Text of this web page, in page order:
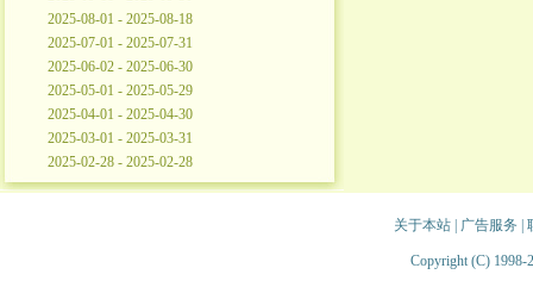
2025-08-01 - 2025-08-18
2025-07-01 - 2025-07-31
2025-06-02 - 2025-06-30
2025-05-01 - 2025-05-29
2025-04-01 - 2025-04-30
2025-03-01 - 2025-03-31
2025-02-28 - 2025-02-28
关于本站| 广告服务
Copyright (C) 1998-